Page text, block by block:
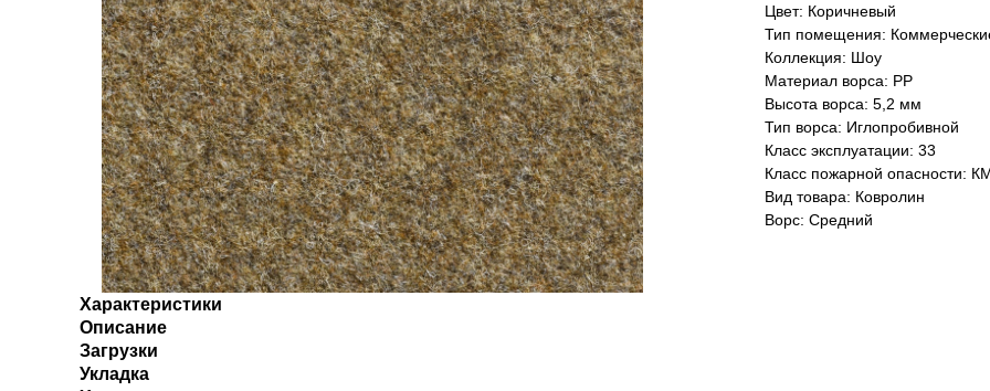
Цвет: Коричневый
Тип помещения:
Коллекция: Шоу
Материал ворса: PP
Высота ворса: 5,2 мм
Тип ворса: Иглопробивной
Класс эксплуатации: 33
Класс пожарной опасности:
Вид товара: Ковролин
Ворс: Средний
Характеристики
Описание
Загрузки
Укладка